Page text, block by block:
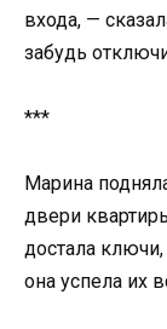
входа, —
забудь
***
Марина
двери
достала
она успела их